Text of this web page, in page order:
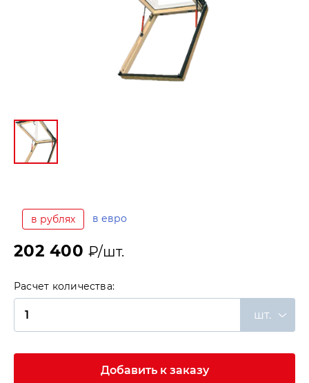
в рублях в евро
202 400₽/шт.
Расчет количества:
шт.
Добавить к заказу